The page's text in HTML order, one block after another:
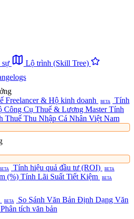
sự
Lộ trình (Skill Tree)
Freelancer & Hộ kinh doanh BETA
Tính
Công Cụ Thuế & Lương MasterTính
Thuế Thu Nhập Cá Nhân Việt Nam
Tính hiệu quả đầu tư (ROI) BETA
(%) Tính Lãi Suất Tiết Kiệm BETA
BETA So Sánh Văn Bản Định Dạng Văn
tích văn bản